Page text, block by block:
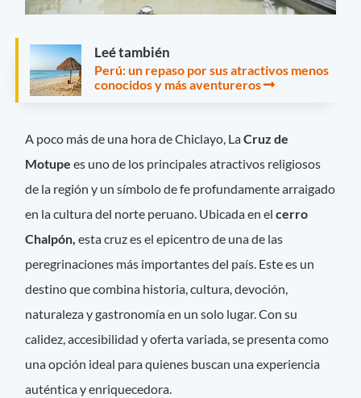
Leé también
Perú: un repaso por sus atractivos menos
conocidos y más aventureros
A poco más de una hora de Chiclayo, LaCruz de
Motupees uno de los principales atractivos religiosos
de la región y un símbolo de fe profundamente arraigado
en la cultura del norte peruano. Ubicada en el cerro
Chalpón,esta cruz es el epicentro de una de las
peregrinaciones más importantes del país. Este es un
destino que combina historia, cultura, devoción,
naturaleza y gastronomía en un solo lugar. Con su
calidez, accesibilidad y oferta variada, se presenta como
una opción ideal para quienes buscan una experiencia
auténtica y enriquecedora.